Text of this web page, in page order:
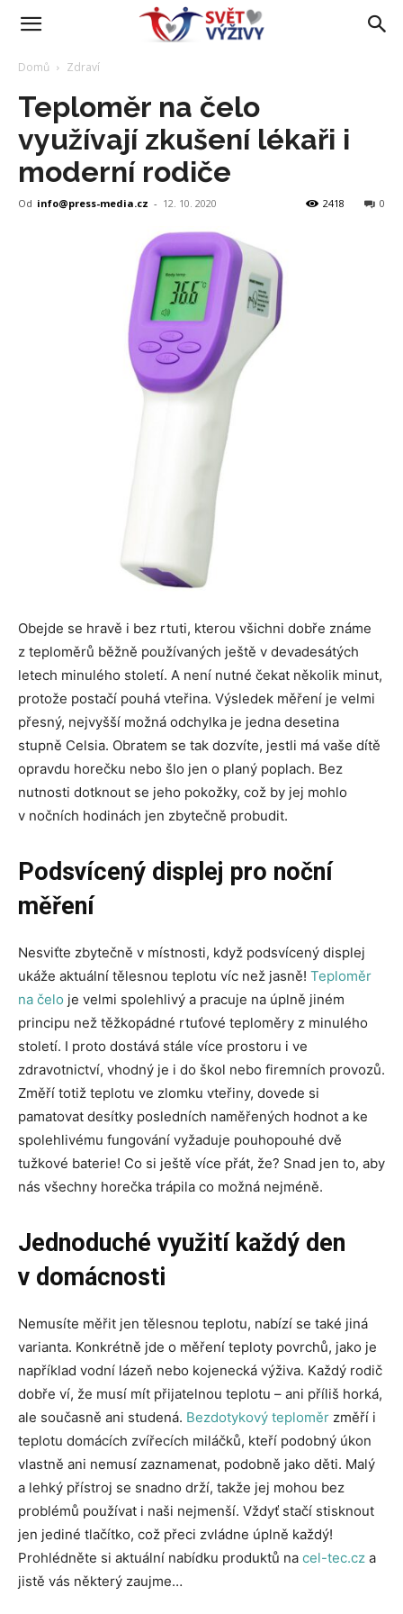
Domů Zdraví
Teploměr na čelo
využívají zkušení lékaři i
moderní rodiče
Od info@press-media.cz - 12. 10. 2020 0
2418
Obejde se hravě i bez rtuti, kterou všichni dobře známe
z teploměrů běžně používaných ještě v devadesátých
letech minulého století. A není nutné čekat několik minut,
protože postačí pouhá vteřina. Výsledek měření je velmi
přesný, nejvyšší možná odchylka je jedna desetina
stupně Celsia. Obratem se tak dozvíte, jestli má vaše dítě
opravdu horečku nebo šlo jen o planý poplach. Bez
nutnosti dotknout se jeho pokožky, což by jej mohlo
v nočních hodinách jen zbytečně probudit.
Podsvícený displej pro noční
měření
Nesviťte zbytečně v místnosti, když podsvícený displej
ukáže aktuální tělesnou teplotu víc než jasně! Teploměr
na čelo je velmi spolehlivý a pracuje na úplně jiném
principu než těžkopádné rtuťové teploměry z minulého
století. I proto dostává stále více prostoru i ve
zdravotnictví, vhodný je i do škol nebo firemních provozů.
Změří totiž teplotu ve zlomku vteřiny, dovede si
pamatovat desítky posledních naměřených hodnot a ke
spolehlivému fungování vyžaduje pouhopouhé dvě
tužkové baterie! Co si ještě více přát, že? Snad jen to, aby
nás všechny horečka trápila co možná nejméně.
Jednoduché využití každý den
v domácnosti
Nemusíte měřit jen tělesnou teplotu, nabízí se také jiná
varianta. Konkrétně jde o měření teploty povrchů, jako je
například vodní lázeň nebo kojenecká výživa. Každý rodič
dobře ví, že musí mít přijatelnou teplotu – ani příliš horká,
ale současně ani studená. Bezdotykový teploměr změří i
teplotu domácích zvířecích miláčků, kteří podobný úkon
vlastně ani nemusí zaznamenat, podobně jako děti. Malý
a lehký přístroj se snadno drží, takže jej mohou bez
problémů používat i naši nejmenší. Vždyť stačí stisknout
jen jediné tlačítko, což přeci zvládne úplně každý!
Prohlédněte si aktuální nabídku produktů na cel-tec.cz a
jistě vás některý zaujme…